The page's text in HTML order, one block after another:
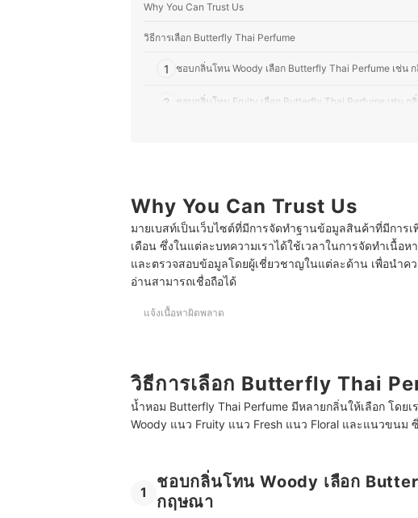
ประวัติของ ชลิตา ชำนาญเมือง (เบสท์)
Why You Can Trust Us
วิธีการเลือก Butterfly Thai Perfume
1 ชอบกลิ่นโทน Woody เลือก Butterfly Thai Perfume เช่น
2 ชอบกลิ่นโทน Fruity เลือก Butterfly Thai Perfume เช่น ก
5 ชอบกลิ่นขนมหวาน เลือก Butterfly Thai Perfume เช่น กลิ่
10 Butterfly Thai Perfume กลิ่นไหนหอม น้ำหอมแบรนด์ไทย
บทความที่เกี่ยวข้องกับ Butterfly Thai Perfume
Why You Can Trust Us
มายเบสท์เป็นเว็บไซต์ที่มีการจัดทำฐานข้อมูลสินค้าที่มีการ
เดือน ซึ่งในแต่ละบทความเราได้ใช้เวลาในการจัดทำเนื้
และตรวจสอบข้อมูลโดยผู้เชี่ยวชาญในแต่ละด้าน เพื่อนำ
อ่านสามารถเชื่อถือได้
แจ้งเนื้อหาผิดพลาด
วิธีการเลือก Butterfly Thai
น้ำหอม Butterfly Thai Perfume มีหลายกลิ่นให้เลือก โด
Woody แนว Fruity แนว Fresh แนว Floral และแนวขนม
1
ชอบกลิ่นโทน Woody เลือก
กฤษณา